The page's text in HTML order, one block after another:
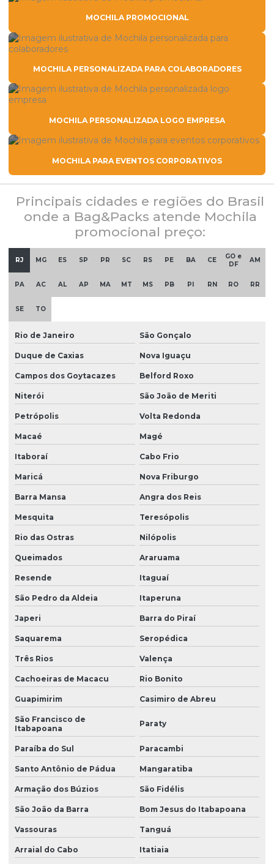
MOCHILA PROMOCIONAL
MOCHILA PERSONALIZADA PARA COLABORADORES
MOCHILA PERSONALIZADA LOGO EMPRESA
MOCHILA PARA EVENTOS CORPORATIVOS
Principais cidades e regiões do Brasil
onde a Bag&Packs atende Mochila
promocional preço:
RJ MG ES SP PR SC RS PE BA CE
GO e
DF
AM
PA AC AL AP MA MT MS PB PI RN RO RR
SE TO
Rio de Janeiro São Gonçalo
Duque de Caxias Nova Iguaçu
Campos dos Goytacazes Belford Roxo
Niterói São João de Meriti
Petrópolis Volta Redonda
Macaé Magé
Itaboraí Cabo Frio
Maricá Nova Friburgo
Barra Mansa Angra dos Reis
Mesquita Teresópolis
Rio das Ostras Nilópolis
Queimados Araruama
Resende Itaguaí
São Pedro da Aldeia Itaperuna
Japeri Barra do Piraí
Saquarema Seropédica
Três Rios Valença
Cachoeiras de Macacu Rio Bonito
Guapimirim Casimiro de Abreu
São Francisco de
Itabapoana
Paraty
Paraíba do Sul Paracambi
Santo Antônio de Pádua Mangaratiba
Armação dos Búzios São Fidélis
São João da Barra Bom Jesus do Itabapoana
Vassouras Tanguá
Arraial do Cabo Itatiaia